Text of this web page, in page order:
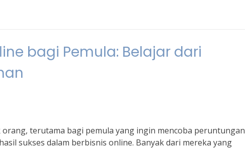
bagi Pemula: Belajar dari
terutama bagi pemula yang ingin mencoba peruntungan
sukses dalam berbisnis online. Banyak dari mereka yang